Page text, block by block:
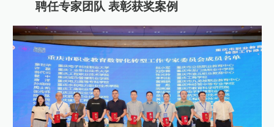
聘任专家团队 表彰获奖案例